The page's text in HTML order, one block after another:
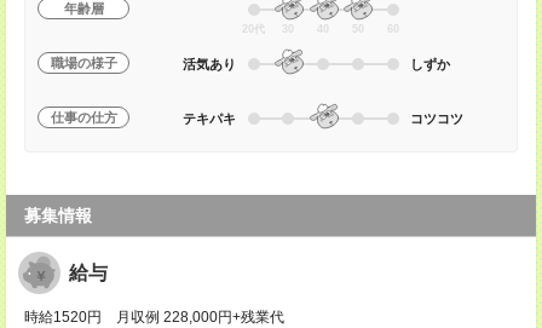
年齢層
20代 30 40 50 60
職場の様子 活気あり しずか
仕事の仕方 テキパキ コツコツ
募集情報
給与
時給1520円 月収例 228,000円+残業代